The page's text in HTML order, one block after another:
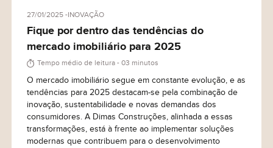
27/01/2025 INOVAÇÃO
Fique por dentro das tendências do
mercado imobiliário para 2025
Tempo médio de leitura - 03 minutos
O mercado imobiliário segue em constante evolução, e as
tendências para 2025 destacam-se pela combinação de
inovação, sustentabilidade e novas demandas dos
consumidores. A Dimas Construções, alinhada a essas
transformações, está à frente ao implementar soluções
modernas que contribuem para o desenvolvimento